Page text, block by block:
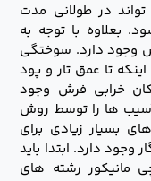
در طولانی مدت
بعلاوه با توجه به
وجود دارد. سوختگی
تا عمق تار و پود
خرابی فرش وجود
ها را توسط روش
بسیار زیادی برای
دارد. ابتدا باید
مانیکور رشته های